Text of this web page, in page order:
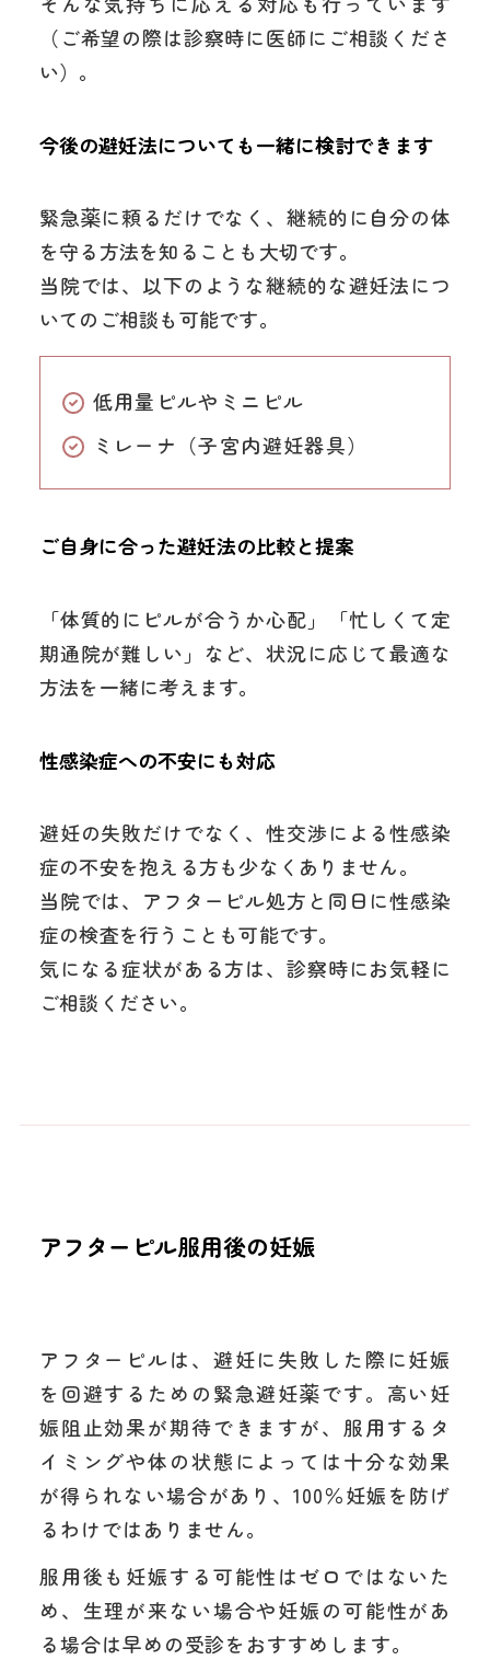
（ご希望の際は診察時に医師にご相談くださ
い）。
今後の避妊法についても一緒に検討できます
緊急薬に頼るだけでなく、継続的に自分の体
を守る方法を知ることも大切です。
当院では、以下のような継続的な避妊法につ
いてのご相談も可能です。
低用量ピルやミニピル
ミレーナ（子宮内避妊器具）
ご自身に合った避妊法の比較と提案
「体質的にピルが合うか心配」「忙しくて定
期通院が難しい」など、状況に応じて最適な
方法を一緒に考えます。
性感染症への不安にも対応
避妊の失敗だけでなく、性交渉による性感染
症の不安を抱える方も少なくありません。
当院では、アフターピル処方と同日に性感染
症の検査を行うことも可能です。
気になる症状がある方は、診察時にお気軽に
ご相談ください。
アフターピル服用後の妊娠
アフターピルは、避妊に失敗した際に妊娠
を回避するための緊急避妊薬です。高い妊
娠阻止効果が期待できますが、服用するタ
イミングや体の状態によっては十分な効果
が得られない場合があり、100％妊娠を防げ
るわけではありません。
服用後も妊娠する可能性はゼロではないた
め、生理が来ない場合や妊娠の可能性があ
る場合は早めの受診をおすすめします。